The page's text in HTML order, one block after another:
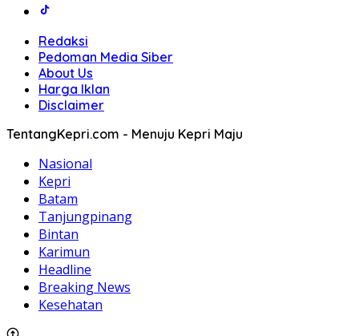
Redaksi
Pedoman Media Siber
About Us
Harga Iklan
Disclaimer
TentangKepri.com - Menuju Kepri Maju
Nasional
Kepri
Batam
Tanjungpinang
Bintan
Karimun
Headline
Breaking News
Kesehatan